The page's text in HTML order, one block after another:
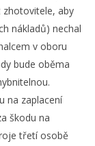
zhotovitele, aby
nákladů) nechal
v oboru
bude oběma
na zaplacení
škodu na
třetí osobě